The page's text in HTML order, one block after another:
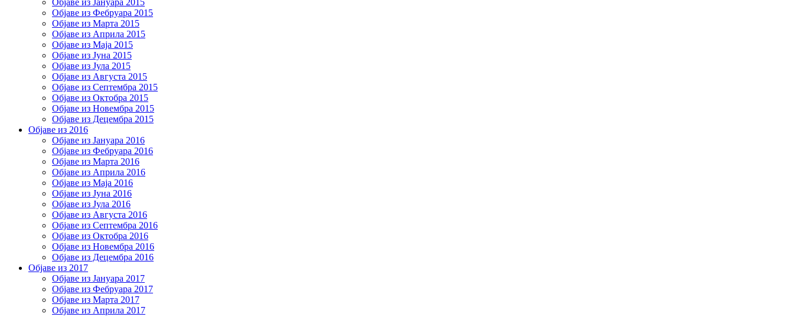
Објаве из Јануара 2015
Објаве из Фебруара 2015
Објаве из Марта 2015
Објаве из Априла 2015
Објаве из Маја 2015
Објаве из Јуна 2015
Објаве из Јула 2015
Објаве из Августа 2015
Објаве из Септембра 2015
Објаве из Октобра 2015
Објаве из Новембра 2015
Објаве из Децембра 2015
Објаве из 2016
Објаве из Јануара 2016
Објаве из Фебруара 2016
Објаве из Марта 2016
Објаве из Априла 2016
Објаве из Маја 2016
Објаве из Јуна 2016
Објаве из Јула 2016
Објаве из Августа 2016
Објаве из Септембра 2016
Објаве из Октобра 2016
Објаве из Новембра 2016
Објаве из Децембра 2016
Објаве из 2017
Објаве из Јануара 2017
Објаве из Фебруара 2017
Објаве из Марта 2017
Објаве из Априла 2017